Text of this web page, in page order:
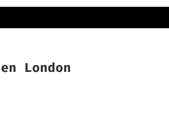
London